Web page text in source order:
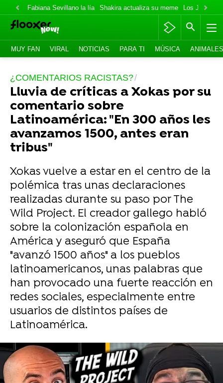
Fabiana Sevillano la lía Shakira actualiza su meme Los Jonas
MUY FAN VIRAL NOTICIAS PARA TI MÚSICA ANIMALES
¿COMENTARIOS RACISTAS?
Lluvia de críticas a Xokas por su
comentario sobre
Latinoamérica: "En 300 años les
avanzamos 1500, antes eran
tribus"
Xokas vuelve a estar en el centro de la
polémica tras unas declaraciones
realizadas durante su paso por The
Wild Project. El creador gallego habló
sobre la colonización española en
América y aseguró que España
"avanzó 1500 años" a los pueblos
latinoamericanos, unas palabras que
han provocado una fuerte reacción en
redes sociales, especialmente entre
usuarios de distintos países de
Latinoamérica.